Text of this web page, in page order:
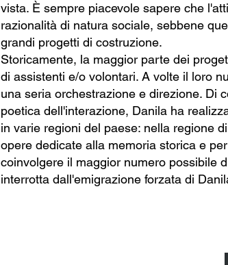
vista. È sempre piacevole sapere che
razionalità di natura sociale, sebbene
grandi progetti di costruzione.
Storicamente, la maggior parte dei
di assistenti e/o volontari. A volte il loro
una seria orchestrazione e direzione. Di
poetica dell'interazione, Danila ha
in varie regioni del paese: nella regione
opere dedicate alla memoria storica e
coinvolgere il maggior numero possibile
interrotta dall'emigrazione forzata di